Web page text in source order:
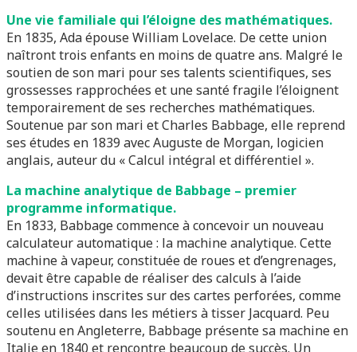
Une vie familiale qui l’éloigne des mathématiques.
En 1835, Ada épouse William Lovelace. De cette union
naîtront trois enfants en moins de quatre ans. Malgré le
soutien de son mari pour ses talents scientifiques, ses
grossesses rapprochées et une santé fragile l’éloignent
temporairement de ses recherches mathématiques.
Soutenue par son mari et Charles Babbage, elle reprend
ses études en 1839 avec Auguste de Morgan, logicien
anglais, auteur du « Calcul intégral et différentiel ».
La machine analytique de Babbage – premier
programme informatique.
En 1833, Babbage commence à concevoir un nouveau
calculateur automatique : la machine analytique. Cette
machine à vapeur, constituée de roues et d’engrenages,
devait être capable de réaliser des calculs à l’aide
d’instructions inscrites sur des cartes perforées, comme
celles utilisées dans les métiers à tisser Jacquard. Peu
soutenu en Angleterre, Babbage présente sa machine en
Italie en 1840 et rencontre beaucoup de succès. Un